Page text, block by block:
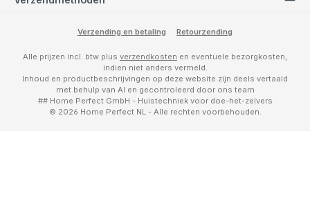
Verzending en betaling Retourzending
Alle prijzen incl. btw plus verzendkosten en eventuele bezorgkosten,
indien niet anders vermeld.
Inhoud en productbeschrijvingen op deze website zijn deels vertaald
met behulp van AI en gecontroleerd door ons team
## Home Perfect GmbH - Huistechniek voor doe-het-zelvers
© 2026 Home Perfect NL - Alle rechten voorbehouden.